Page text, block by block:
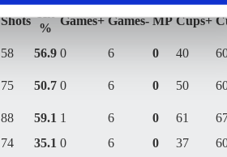
Shots
%
Games+ Games- MP Cups+
58 56.9 0 6 0 40
75 50.7 0 6 0 50
88 59.1 1 6 0 61
74 35.1 0 6 0 37